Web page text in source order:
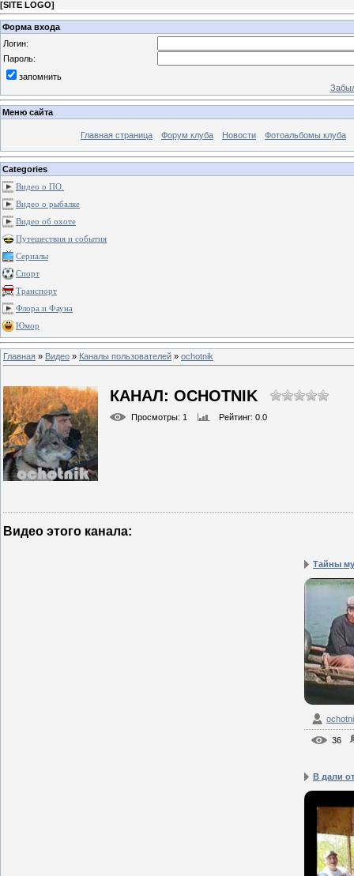
[SITE LOGO]
Форма входа
Логин:
Пароль:
запомнить
Меню сайта
Главная страница Форум клуба Новости Фотоальбомы клуба
Categories
Видео о ПО.
Видео о рыбалке
Видео об охоте
Путешествия и события
Сериалы
Спорт
Транспорт
Флора и Фауна
Юмор
Главная » Видео » Каналы пользователей » ochotnik
КАНАЛ: OCHOTNIK
Просмотры: 1 Рейтинг: 0.0
Видео этого канала:
Тайны
36
В дали